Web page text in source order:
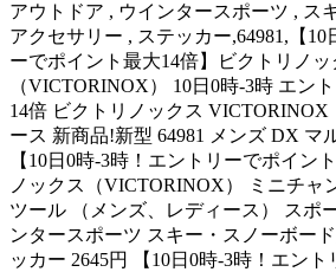
アウトドア , ウインタースポーツ , ス
アクセサリー , ステッカー,64981,【10
ーでポイント最大14倍】ビクトリノッ
（VICTORINOX） 10日0時-3時 エン
14倍 ビクトリノックス VICTORINOX
ース 新商品!新型 64981 メンズ DX マ
【10日0時-3時！エントリーでポイン
ノックス（VICTORINOX） ミニチャ
ツール （メンズ、レディース） スポ
ンタースポーツ スキー・スノーボー
ッカー 2645円 【10日0時-3時！エン